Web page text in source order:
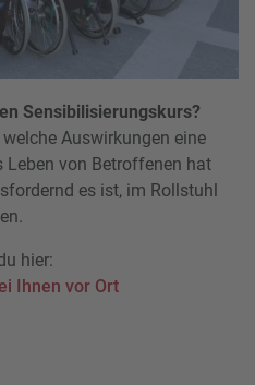
Sensibilisierungskurs?
Auswirkungen eine
von Betroffenen hat
es ist, im Rollstuhl
hier:
Ihnen vor Ort